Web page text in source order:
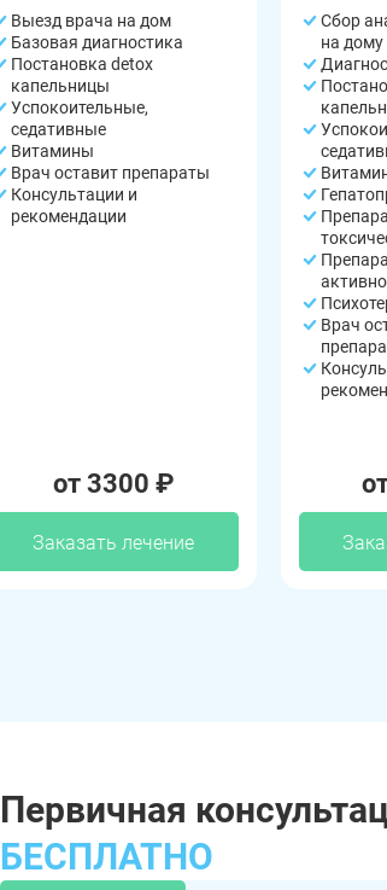
Выезд врача на дом
Базовая диагностика
Постановка detox
капельницы
Успокоительные,
седативные
Витамины
Врач оставит препараты
Консультации и
рекомендации
от 3300 ₽
Заказать лечение
Сбор
на дому
Врач
Первичная
БЕСПЛАТНО